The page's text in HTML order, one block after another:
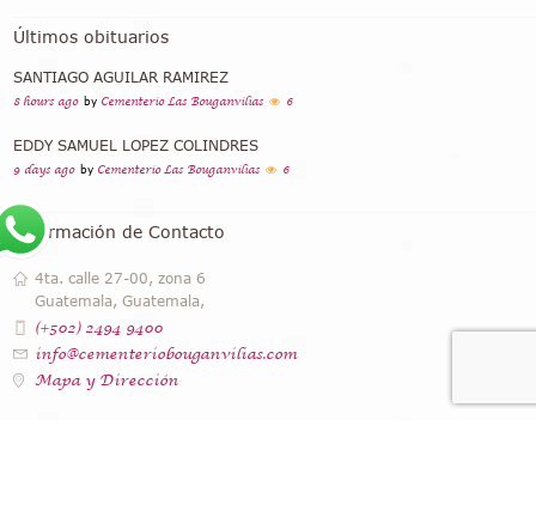
Últimos obituarios
SANTIAGO AGUILAR RAMIREZ
8 hours ago by Cementerio Las Bouganvilias 6
EDDY SAMUEL LOPEZ COLINDRES
9 days ago by Cementerio Las Bouganvilias 6
Información de Contacto
4ta. calle 27-00, zona 6
Guatemala, Guatemala,
(+502) 2494 9400
info@cementeriobouganvilias.com
Mapa y Dirección